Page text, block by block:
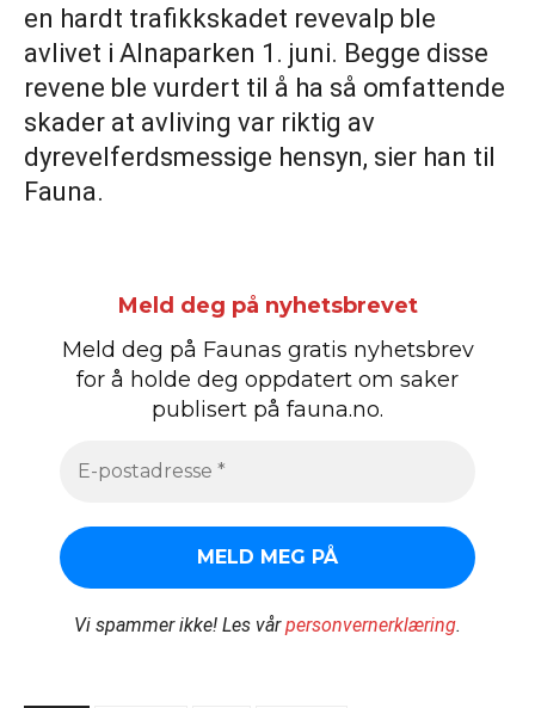
en hardt trafikkskadet revevalp ble
avlivet i Alnaparken 1. juni. Begge disse
revene ble vurdert til å ha så omfattende
skader at avliving var riktig av
dyrevelferdsmessige hensyn, sier han til
Fauna.
Meld deg på nyhetsbrevet
Meld deg på Faunas gratis nyhetsbrev
for å holde deg oppdatert om saker
publisert på fauna.no.
Vi spammer ikke! Les vårpersonvernerklæring.